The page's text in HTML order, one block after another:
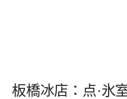
板橋冰店：点·氷